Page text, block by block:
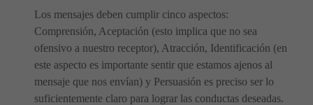
Los mensajes deben cumplir cinco aspectos:
Comprensión, Aceptación (esto implica que no sea
ofensivo a nuestro receptor), Atracción, Identificación (en
este aspecto es importante sentir que estamos ajenos al
mensaje que nos envían) y Persuasión es preciso ser lo
suficientemente claro para lograr las conductas deseadas.